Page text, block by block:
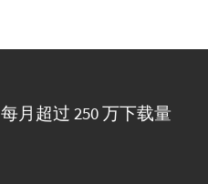
每月超过 250 万下载量